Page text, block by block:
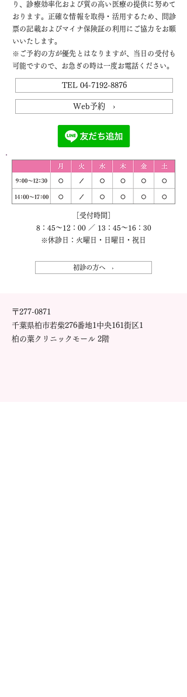
り、診療効率化および質の高い医療の提供に努めて
おります。正確な情報を取得・活用するため、問診
票の記載およびマイナ保険証の利用にご協力をお願
いいたします。
※ご予約の方が優先とはなりますが、当日の受付も
可能ですので、お急ぎの時は一度お電話ください。
TEL 04-7192-8876
Web予約 ›
［受付時間］
8：45～12：00 ／ 13：45～16：30
※休診日：火曜日・日曜日・祝日
初診の方へ ›
〒277-0871
千葉県柏市若柴276番地1中央161街区1
柏の葉クリニックモール 2階